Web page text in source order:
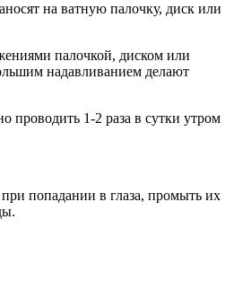
на ватную палочку, диск или
палочкой, диском или
надавливанием делают
проводить 1-2 раза в сутки утром
попадании в глаза, промыть их